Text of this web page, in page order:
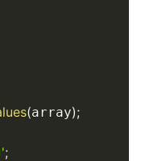
(array);
;